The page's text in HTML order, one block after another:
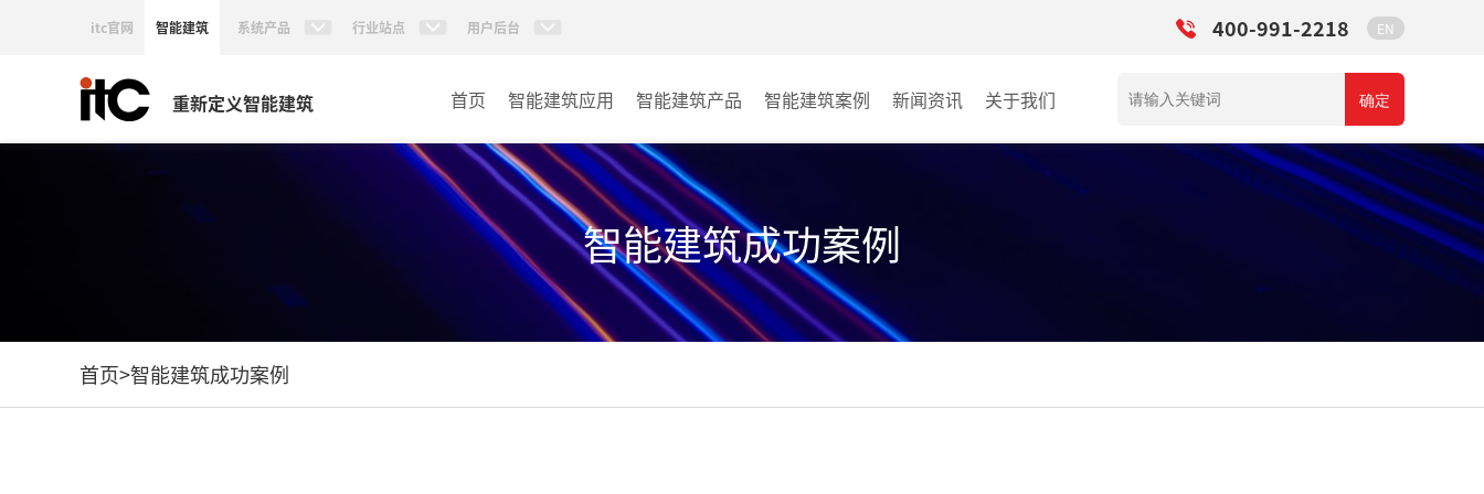
itc官网 智能建筑 系统产品 行业站点 用户后台 400-991-2218 EN
重新定义智能建筑 首页 智能建筑应用 智能建筑产品
智能建筑系列
智能建筑案例
政府单位
学校
其它
新闻资讯 关于我们 确定
智能建筑成功案例
首页>智能建筑成功案例